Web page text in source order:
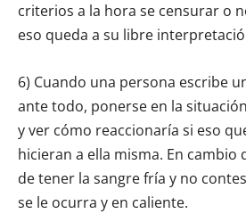
criterios a la hora se censurar o
eso queda a su libre
6) Cuando una persona escribe
ante todo, ponerse en la
y ver cómo reaccionaría si eso
hicieran a ella misma. En cambio
de tener la sangre fría y no
se le ocurra y en caliente.